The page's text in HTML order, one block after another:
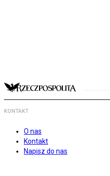
KONTAKT
O nas
Kontakt
Napisz do nas